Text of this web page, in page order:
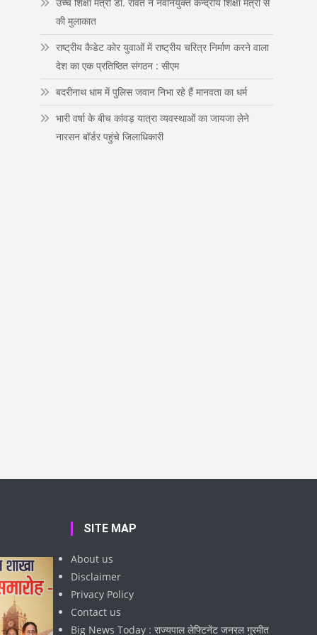
n
की मुलाकात
राष्ट्रीय कैडेट कोर युवाओं में राष्ट्रीय चरित्र निर्माण करने वाला
देश का एक प्रतिष्ठित संगठन : सीएम
बदरीनाथ धाम में पुलिस जवान निभा रहे हैं मानवता का धर्म
भारी वर्षा के बीच कांवड़ यात्रा व्यवस्थाओं का जायजा लेने
नारसन बॉर्डर पहुंचे जिलाधिकारी
SITE MAP
About us
Disclaimer
Privacy Policy
Contact us
Big News Today : राज्यपाल लेफ्टिनेंट जनरल गुरमीत